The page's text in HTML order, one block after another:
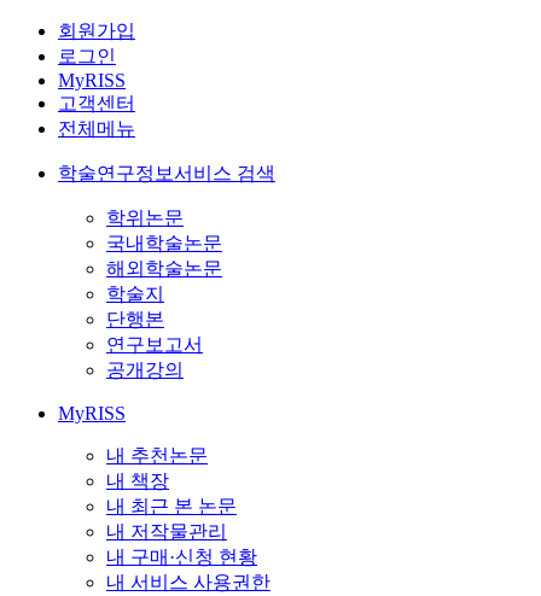
회원가입
로그인
MyRISS
고객센터
전체메뉴
학술연구정보서비스 검색
학위논문
국내학술논문
해외학술논문
학술지
단행본
연구보고서
공개강의
MyRISS
내 추천논문
내 책장
내 최근 본 논문
내 저작물관리
내 구매·신청 현황
내 서비스 사용권한